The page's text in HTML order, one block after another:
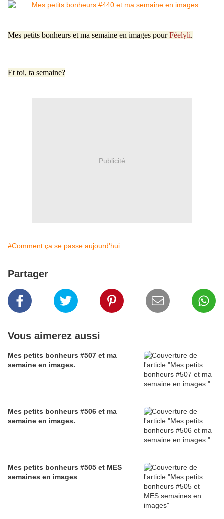
Mes petits bonheurs et ma semaine en images pour Féelyli.
Et toi, ta semaine?
Publicité
#Comment ça se passe aujourd'hui
Partager
Vous aimerez aussi
Mes petits bonheurs #507 et ma
semaine en images.
Mes petits bonheurs #506 et ma
semaine en images.
Mes petits bonheurs #505 et MES
semaines en images